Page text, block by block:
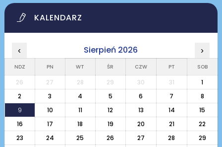
KALENDARZ
‹ Sierpień 2026 ›
NDZ PN WT ŚR CZW PT SOB
26 27 28 29 30 31
1
2
3 4 5 6 7
8
9
10 11 12 13 14
15
16
17 18 19 20 21
22
23
24 25 26 27 28
29